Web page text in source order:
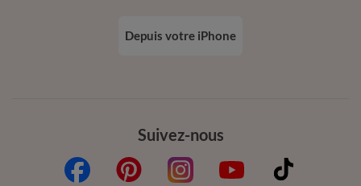
Suivez-nous
Depuis votre iPhone